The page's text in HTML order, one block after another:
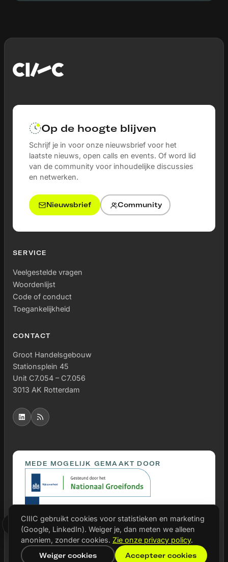
Op de hoogte blijven
Schrijf je in voor onze nieuwsbrief voor het
laatste nieuws, open calls en events. Of word lid
van de community voor inhoudelijke discussies
en netwerken.
Nieuwsbrief Community
SERVICE
Veelgestelde vragen
Woordenlijst
Code of conduct
Toegankelijkheid
CONTACT
Groot Handelsgebouw
Stationsplein 45
Unit C7.054 – C7.056
3013 AK Rotterdam
MEDE MOGELIJK GEMAAKT DOOR
CIIIC gebruikt cookies voor statistieken en marketing
(Google, LinkedIn). Weiger je, dan meten we alleen
anoniem, zonder cookies. Zie onze privacy policy.
Weiger cookies Accepteer cookies